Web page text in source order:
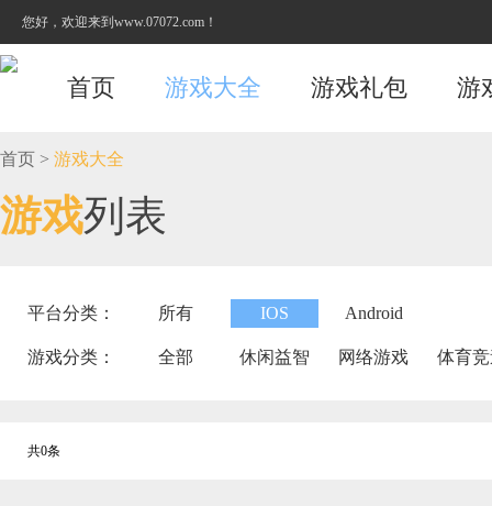
您好，欢迎来到www.07072.com！
首页 游戏大全 游戏礼包 游
首页 > 游戏大全
游戏列表
平台分类： 所有 IOS Android
游戏分类： 全部 休闲益智 网络游戏 体育
共0条